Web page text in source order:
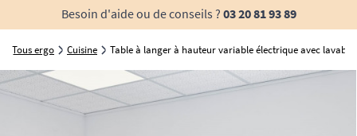
Besoin d'aide ou de conseils ? 03 20 81 93 89
Tous ergo Cuisine Table à langer à hauteur variable électrique avec lavabo